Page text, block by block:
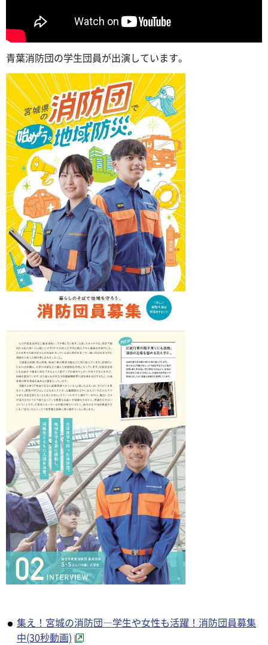
青葉消防団の学生団員が出演しています。
集え！宮城の消防団―学生や女性も活躍！消防団員募集
中(30秒動画)